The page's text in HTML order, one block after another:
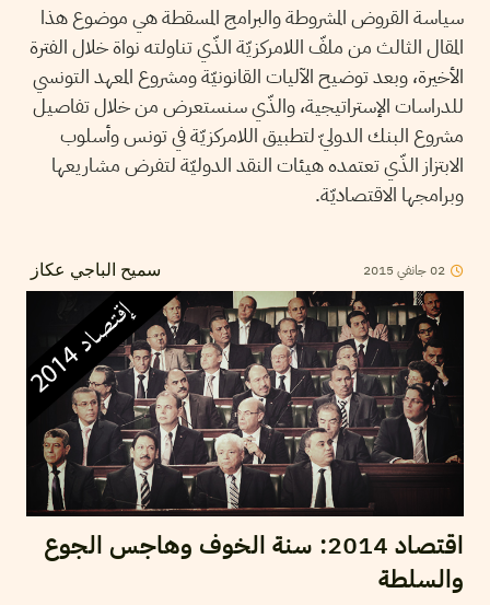
سياسة القروض المشروطة والبرامج المسقطة هي موضوع هذا
المقال الثالث من ملفّ اللامركزيّة الذّي تناولته نواة خلال الفترة
الأخيرة، وبعد توضيح الآليات القانونيّة ومشروع المعهد التونسي
للدراسات الإستراتيجية، والذّي سنستعرض من خلال تفاصيل
مشروع البنك الدوليّ لتطبيق اللامركزيّة في تونس وأسلوب
الابتزاز الذّي تعتمده هيئات النقد الدوليّة لتفرض مشاريعها
وبرامجها الاقتصاديّة.
سميح الباجي عكاز 02جانفي 2015
اقتصاد 2014: سنة الخوف وهاجس الجوع
والسلطة